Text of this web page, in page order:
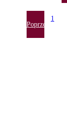
Poprzednia
1